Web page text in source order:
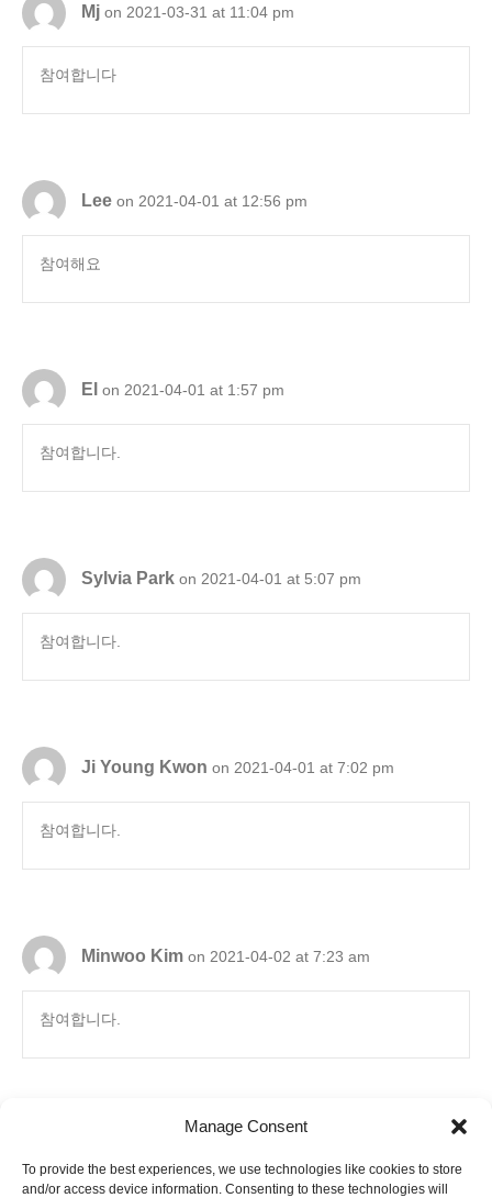
Manage Consent
To provide the best experiences, we use technologies like cookies to store
and/or access device information. Consenting to these technologies will
Mj on 2021-03-31 at 11:04 pm
참여합니다
Lee on 2021-04-01 at 12:56 pm
참여해요
El on 2021-04-01 at 1:57 pm
참여합니다.
Sylvia Park on 2021-04-01 at 5:07 pm
참여합니다.
Ji Young Kwon on 2021-04-01 at 7:02 pm
참여합니다.
Minwoo Kim on 2021-04-02 at 7:23 am
참여합니다.
6880 Orangethorpe Avenue, Suite D
Buena Park, CA 90620